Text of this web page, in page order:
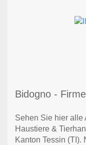
Bidogno -
Sehen Sie hier alle
Haustiere &
Kanton Tessin